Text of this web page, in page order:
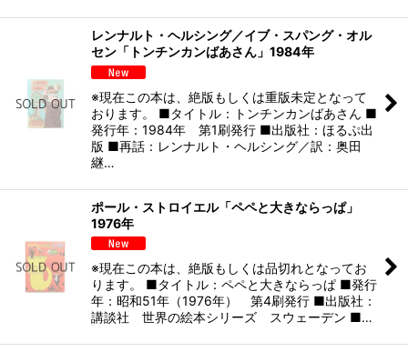
レンナルト・ヘルシング／イブ・スパング・オル
セン「トンチンカンばあさん」1984年
※現在この本は、絶版もしくは重版未定となって
おります。 ■タイトル：トンチンカンばあさん ■
発行年：1984年 第1刷発行 ■出版社：ほるぷ出
版 ■再話：レンナルト・ヘルシング／訳：奥田
継…
ポール・ストロイエル「ペペと大きならっぱ」
1976年
※現在この本は、絶版もしくは品切れとなってお
ります。 ■タイトル：ペペと大きならっぱ ■発行
年：昭和51年（1976年） 第4刷発行 ■出版社：
講談社 世界の絵本シリーズ スウェーデン ■…